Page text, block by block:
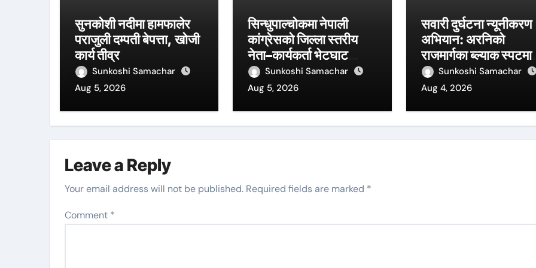
सुनकोशी नदीमा हामफालेर
पराजुली दम्पती बेपत्ता, खोजी
कार्य तीव्र
Sunkoshi Samachar
Aug 5, 2026
सिन्धुपाल्चोकमा नेपाली
कांग्रेसको जिल्ला स्तरीय
नेता–कार्यकर्ता भेटघाट
कार्यक्रम शनिबार, पूर्वमन्त्री
मोहनबहादुर बस्नेत प्रमुख
Sunkoshi Samachar
Aug 5, 2026
सवारी दुर्घटना न्यूनीकरण
अभियान: अरनिको
राजमार्गका ब्ल्याक स्पटमा
ट्राफिक सचेतनामूलक
स्थापना
Sunkoshi Samachar
Aug 4, 2026
Leave a Reply
Your email address will not be published. Required fields are marked *
Comment *